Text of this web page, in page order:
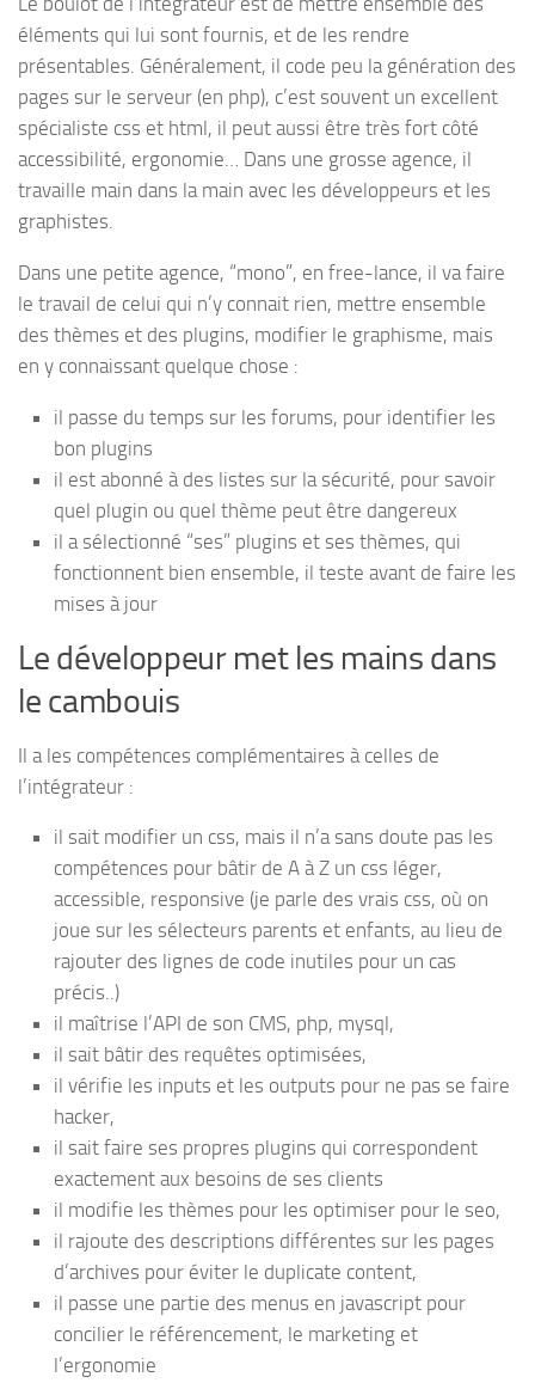
éléments qui lui sont fournis, et de les rendre
présentables. Généralement, il code peu la génération des
pages sur le serveur (en php), c’est souvent un excellent
spécialiste css et html, il peut aussi être très fort côté
accessibilité, ergonomie… Dans une grosse agence, il
travaille main dans la main avec les développeurs et les
graphistes.
Dans une petite agence, “mono”, en free-lance, il va faire
le travail de celui qui n’y connait rien, mettre ensemble
des thèmes et des plugins, modifier le graphisme, mais
en y connaissant quelque chose :
il passe du temps sur les forums, pour identifier les
bon plugins
il est abonné à des listes sur la sécurité, pour savoir
quel plugin ou quel thème peut être dangereux
il a sélectionné “ses” plugins et ses thèmes, qui
fonctionnent bien ensemble, il teste avant de faire les
mises à jour
Le développeur met les mains dans
le cambouis
Il a les compétences complémentaires à celles de
l’intégrateur :
il sait modifier un css, mais il n’a sans doute pas les
compétences pour bâtir de A à Z un css léger,
accessible, responsive (je parle des vrais css, où on
joue sur les sélecteurs parents et enfants, au lieu de
rajouter des lignes de code inutiles pour un cas
précis..)
il maîtrise l’API de son CMS, php, mysql,
il sait bâtir des requêtes optimisées,
il vérifie les inputs et les outputs pour ne pas se faire
hacker,
il sait faire ses propres plugins qui correspondent
exactement aux besoins de ses clients
il modifie les thèmes pour les optimiser pour le seo,
il rajoute des descriptions différentes sur les pages
d’archives pour éviter le duplicate content,
il passe une partie des menus en javascript pour
concilier le référencement, le marketing et
l’ergonomie